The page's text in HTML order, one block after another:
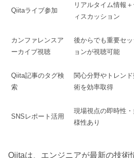
Qiitaライブ参加
リアルタイム情報
ィスカッション
カンファレンスア
ーカイブ視聴
後からでも重要セッ
ョンが視聴可能
Qiita記事のタグ検
索
関心分野やトレン
術を効率取得
SNSレポート活用
現場視点の即時性・
様性あり
Qiitaは、エンジニアが最新の技術